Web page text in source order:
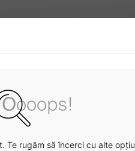
Te rugăm să încerci cu alte